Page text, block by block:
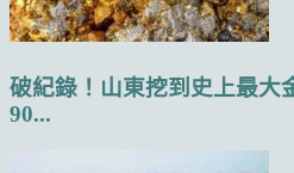
破紀錄！山東挖到史上最
90...